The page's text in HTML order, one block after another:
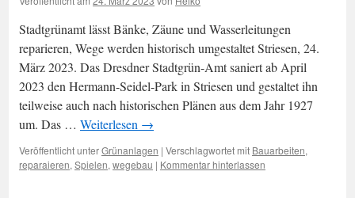
Stadtgrünamt lässt Bänke, Zäune und Wasserleitungen
reparieren, Wege werden historisch umgestaltet Striesen, 24.
März 2023. Das Dresdner Stadtgrün-Amt saniert ab April
2023 den Hermann-Seidel-Park in Striesen und gestaltet ihn
teilweise auch nach historischen Plänen aus dem Jahr 1927
um. Das … Weiterlesen →
Veröffentlicht unterGrünanlagen | Verschlagwortet mit Bauarbeiten,
reparaieren, Spielen, wegebau | Kommentar hinterlassen